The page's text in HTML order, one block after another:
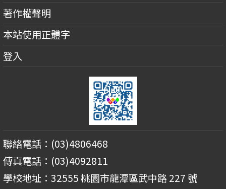
著作權聲明
本站使用正體字
登入
聯絡電話：(03)4806468
傳真電話：(03)4092811
學校地址：32555 桃園市龍潭區武中路 227 號